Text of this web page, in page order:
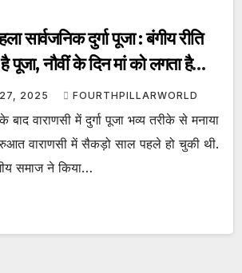
सार्वजनिक दुर्गा पूजा : बंगीय रीति
पूजा, नौवीं के दिन मां को लगता है
सोने के आभूषण से होता है श्रृंगार
27, 2025 FOURTHPILLARWORLD
बाद वाराणसी में दुर्गा पूजा भव्य तरीके से मनाया
वाराणसी में सैकड़ो साल पहले हो चुकी थी.
समाज ने किया…